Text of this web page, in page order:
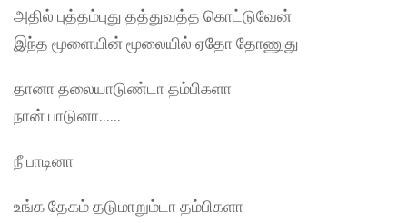
அதில் புத்தம்புது தத்துவத்த கொட்டுவேன்
இந்த மூளையின் மூலையில் ஏதோ தோணுது
தானா தலையாடுண்டா தம்பிகளா
நான் பாடுனா……
நீ பாடினா
உங்க தேகம் தடுமாறும்டா தம்பிகளா